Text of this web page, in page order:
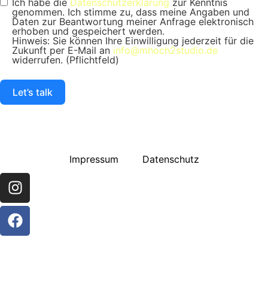
genommen. Ich stimme zu, dass meine Angaben und
Daten zur Beantwortung meiner Anfrage elektronisch
erhoben und gespeichert werden.
Hinweis: Sie können Ihre Einwilligung jederzeit für die
Zukunft per E-Mail an info@mhoch2studio.de
widerrufen. (Pflichtfeld)
Let’s talk
Impressum Datenschutz